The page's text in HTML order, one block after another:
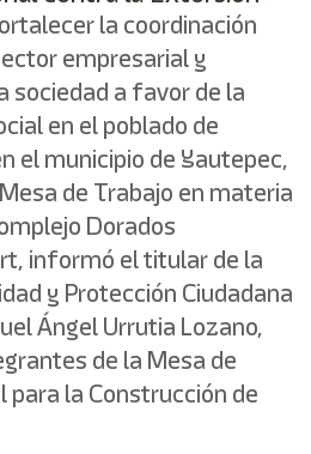
la coordinación
empresarial y
sociedad a favor de la
en el poblado de
el municipio de Yautepec,
de Trabajo en materia
Dorados
informó el titular de la
y Protección Ciudadana
Ángel Urrutia Lozano,
de la Mesa de
para la Construcción de